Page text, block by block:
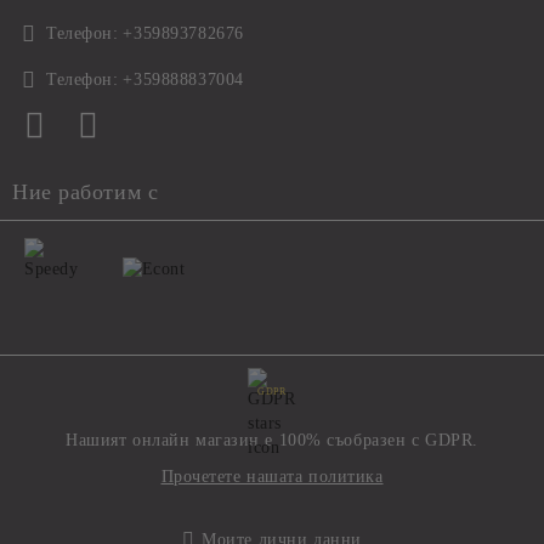
Телефон: +359893782676
Телефон: +359888837004
Ние работим с
GDPR
Нашият онлайн магазин е 100% съобразен с GDPR.
Прочетете нашата политика
Моите лични данни